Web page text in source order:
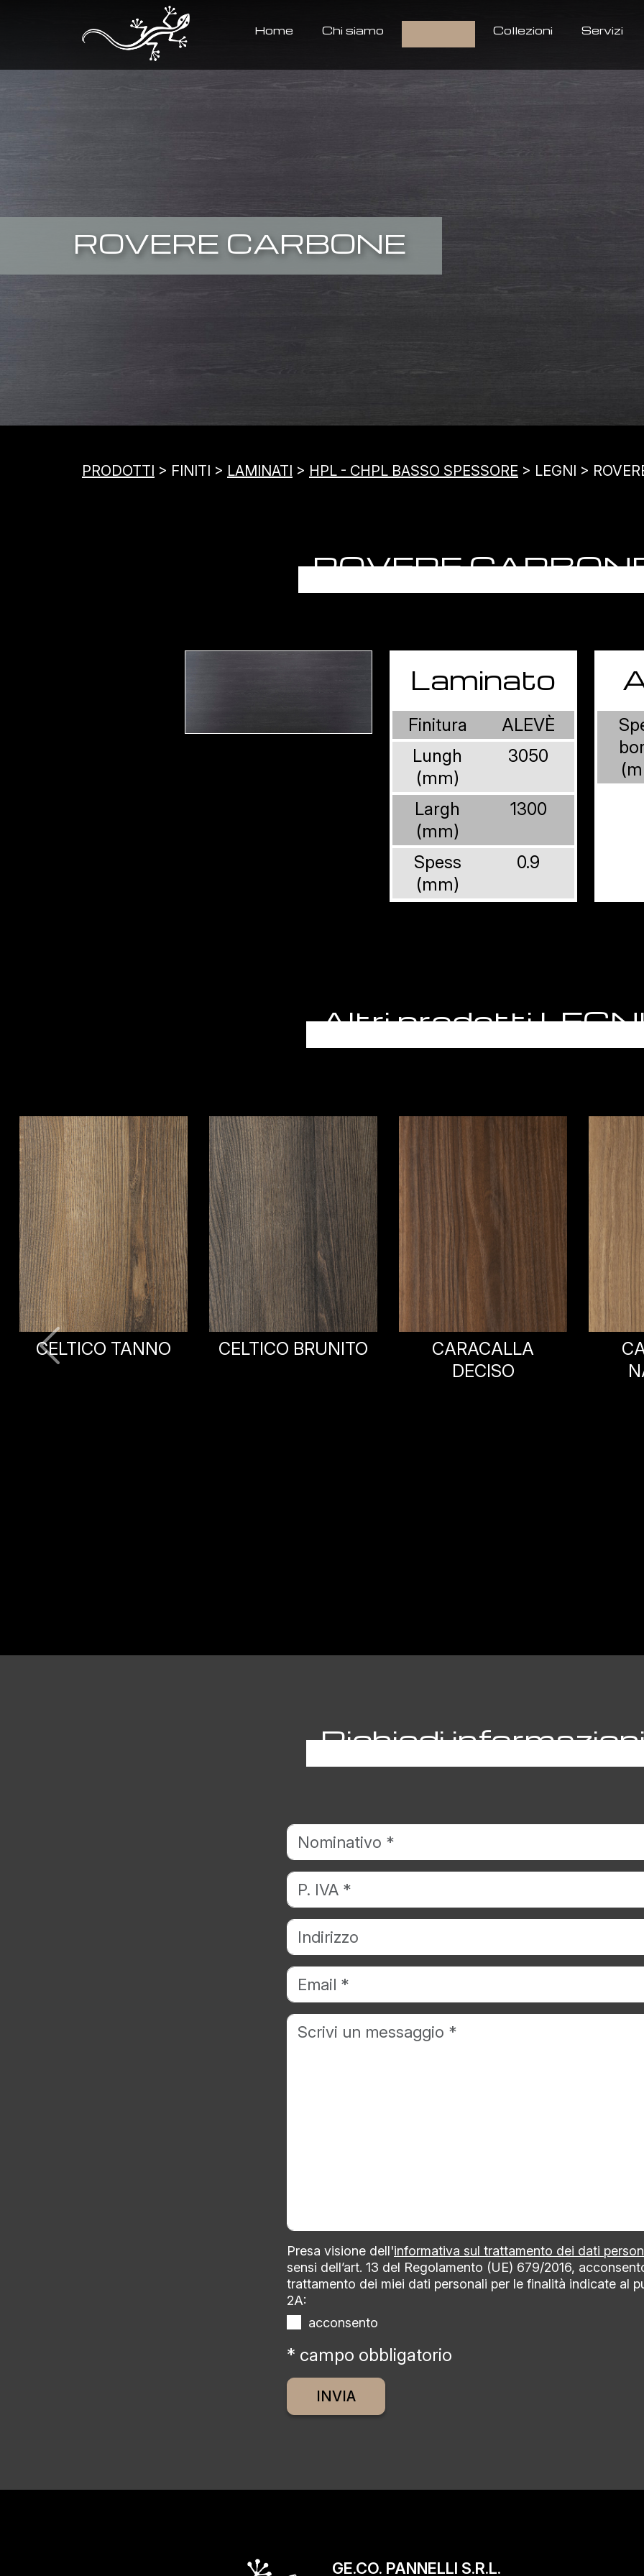
Home Chi siamo Collezioni Servizi
ROVERE CARBONE
PRODOTTI > FINITI > LAMINATI > HPL - CHPL BASSO SPESSORE > LEGNI >
ROVERE
Laminato
Finitura
ALEVÈ
Lungh
(mm)
3050
Largh
(mm)
1300
Spess
(mm)
0.9
Altri prodotti
CELTICO BRUNITO
CARACALLA
CARACALLA
NATURALE
Richiedi
Presa visione dell'informativa sul trattamento dei dati
sensi dell’art. 13 del Regolamento (UE) 679/2016,
trattamento dei miei dati personali per le finalità indicate al
2A:
acconsento
* campo obbligatorio
GE.CO. PANNELLI S.R.L.